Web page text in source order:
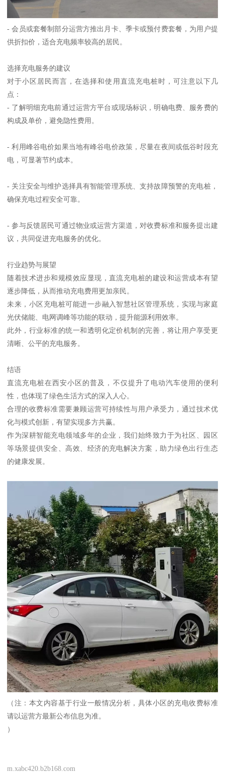
- 会员或套餐制部分运营方推出月卡、季卡或预付费套餐，为用户提
供折扣价，适合充电频率较高的居民。
选择充电服务的建议
对于小区居民而言，在选择和使用直流充电桩时，可注意以下几
点：
- 了解明细充电前通过运营方平台或现场标识，明确电费、服务费的
构成及单价，避免隐性费用。
- 利用峰谷电价如果当地有峰谷电价政策，尽量在夜间或低谷时段充
电，可显著节约成本。
- 关注安全与维护选择具有智能管理系统、支持故障预警的充电桩，
确保充电过程安全可靠。
- 参与反馈居民可通过物业或运营方渠道，对收费标准和服务提出建
议，共同促进充电服务的优化。
行业趋势与展望
随着技术进步和规模效应显现，直流充电桩的建设和运营成本有望
逐步降低，从而推动充电费用更加亲民。
未来，小区充电桩可能进一步融入智慧社区管理系统，实现与家庭
光伏储能、电网调峰等功能的联动，提升能源利用效率。
此外，行业标准的统一和透明化定价机制的完善，将让用户享受更
清晰、公平的充电服务。
结语
直流充电桩在西安小区的普及，不仅提升了电动汽车使用的便利
性，也体现了绿色生活方式的深入人心。
合理的收费标准需要兼顾运营可持续性与用户承受力，通过技术优
化与模式创新，有望实现多方共赢。
作为深耕智能充电领域多年的企业，我们始终致力于为社区、园区
等场景提供安全、高效、经济的充电解决方案，助力绿色出行生态
的健康发展。
（注：本文内容基于行业一般情况分析，具体小区的充电收费标准
请以运营方最新公布信息为准。
）
m.xabc420.b2b168.com